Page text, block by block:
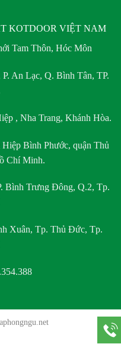
KOTDOOR VIỆT NAM
Tam Thôn, Hóc Môn
An Lạc, Q. Bình Tân, TP.
, Nha Trang, Khánh Hòa.
Bình Phước, quận Thủ
Chí Minh.
Bình Trưng Đông, Q.2, Tp.
Xuân, Tp. Thủ Đức, Tp.